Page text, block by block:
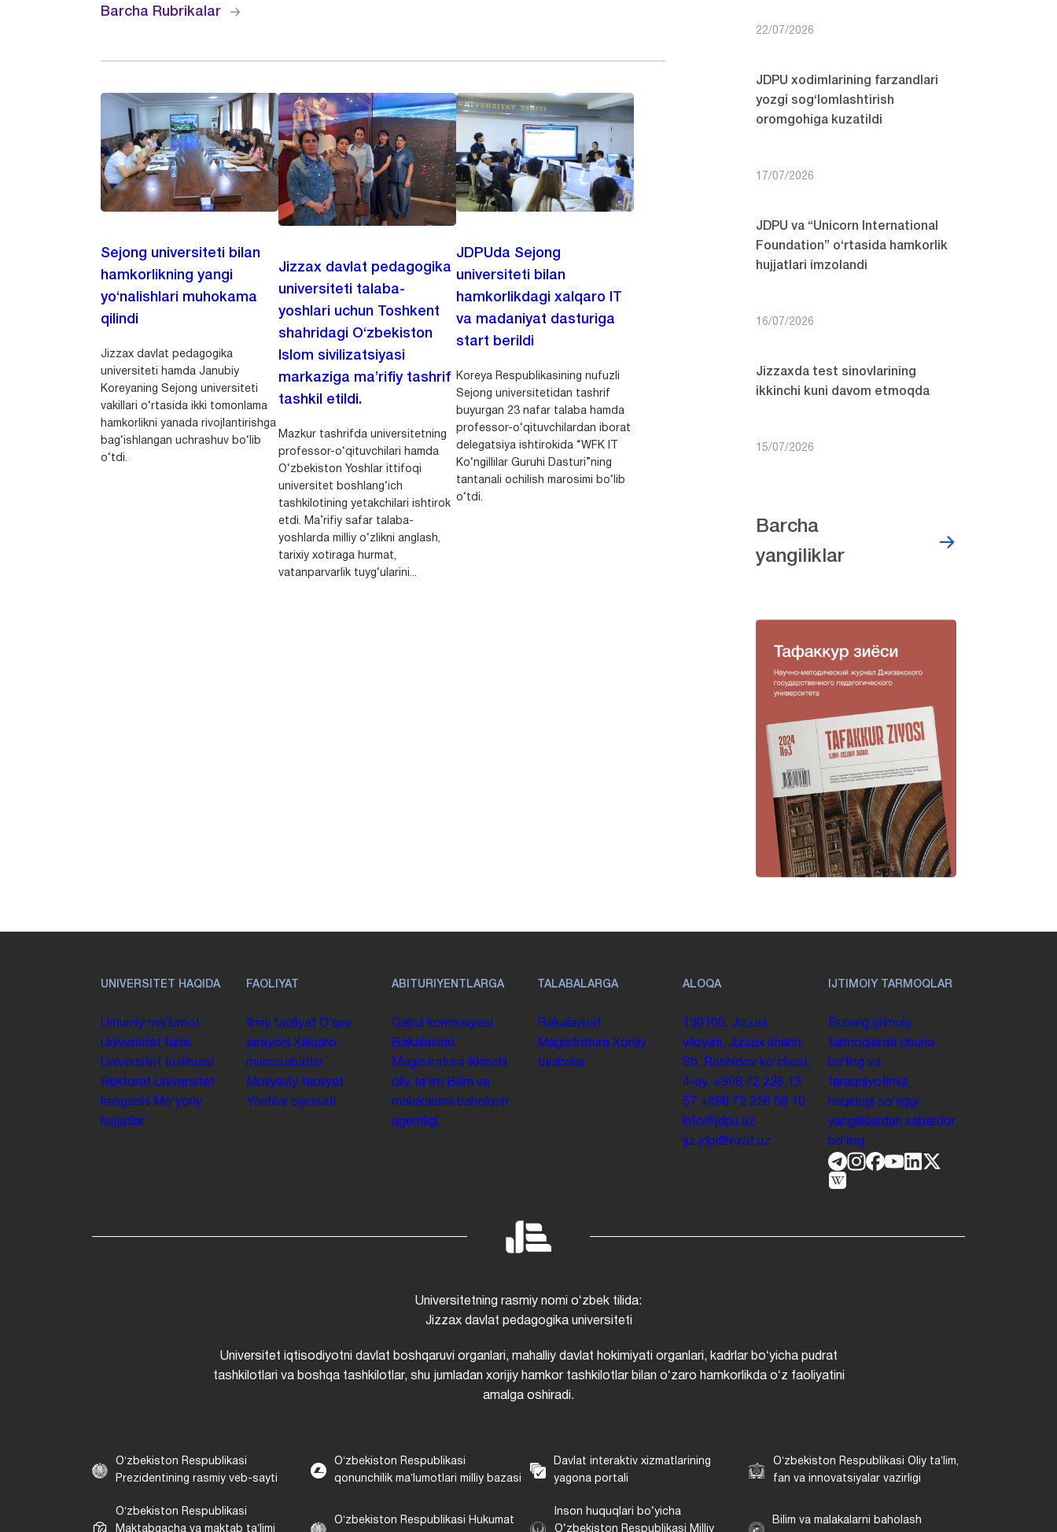
Barcha Rubrikalar
Sejong universiteti bilan
hamkorlikning yangi
yo‘nalishlari muhokama
qilindi
Jizzax davlat pedagogika
universiteti hamda Janubiy
Koreyaning Sejong universiteti
vakillari o‘rtasida ikki tomonlama
hamkorlikni yanada rivojlantirishga
bag‘ishlangan uchrashuv bo‘lib
o‘tdi.
Jizzax davlat pedagogika
universiteti talaba-
yoshlari uchun Toshkent
shahridagi O‘zbekiston
Islom sivilizatsiyasi
markaziga ma’rifiy tashrif
tashkil etildi.
Mazkur tashrifda universitetning
professor-o‘qituvchilari hamda
O‘zbekiston Yoshlar ittifoqi
universitet boshlang‘ich
tashkilotining yetakchilari ishtirok
etdi. Ma’rifiy safar talaba-
yoshlarda milliy o‘zlikni anglash,
tarixiy xotiraga hurmat,
vatanparvarlik tuyg‘ularini...
JDPUda Sejong
universiteti bilan
hamkorlikdagi xalqaro IT
va madaniyat dasturiga
start berildi
Koreya Respublikasining nufuzli
Sejong universitetidan tashrif
buyurgan 23 nafar talaba hamda
professor-o‘qituvchilardan iborat
delegatsiya ishtirokida “WFK IT
Ko‘ngillilar Guruhi Dasturi”ning
tantanali ochilish marosimi bo‘lib
o‘tdi.
22/07/2026
JDPU xodimlarining farzandlari
yozgi sog‘lomlashtirish
oromgohiga kuzatildi
17/07/2026
JDPU va “Unicorn International
Foundation” o‘rtasida hamkorlik
hujjatlari imzolandi
16/07/2026
Jizzaxda test sinovlarining
ikkinchi kuni davom etmoqda
15/07/2026
Barcha
yangiliklar
UNIVERSITET HAQIDA
Umumiy maʼlumot
Universitet tarixi
Universitet tuzilmasi
Rektorat Universitet
kengashi
Me'yoriy
hujjatlar
FAOLIYAT
Ilmiy faoliyat Oʻquv
jarayoni Xalqaro
munosabatlar
Moliyaviy faoliyat
Yoshlar siyosati
ABITURIYENTLARGA
Qabul komissiyasi
Bakalavriat
Magistratura
Ikkinchi
oliy taʼlim Bilim va
malakalarni baholash
agentligi
TALABALARGA
Bakalavriat
Magistratura Xorijiy
talabalar
ALOQA
130100. Jizzax
viloyati, Jizzax shahri,
Sh. Rashidov koʻchasi,
4-uy. +998 72 226 13
57 +998 72 226 68 10
info@jdpu.uz
jiz.jdpi@exat.uz
IJTIMOIY TARMOQLAR
Bizning ijtimoiy
tarmoqlarda obuna
boʻling va
taraqqiyotimiz
haqidagi soʻnggi
yangiliklardan xabardor
boʻling.
Universitetning rasmiy nomi oʻzbek tilida:
Jizzax davlat pedagogika universiteti
Universitet iqtisodiyotni davlat boshqaruvi organlari, mahalliy davlat hokimiyati organlari, kadrlar boʻyicha pudrat
tashkilotlari va boshqa tashkilotlar, shu jumladan xorijiy hamkor tashkilotlar bilan oʻzaro hamkorlikda oʻz faoliyatini
amalga oshiradi.
Oʻzbekiston Respublikasi
Prezidentining rasmiy veb-sayti
Oʻzbekiston Respublikasi
qonunchilik maʼlumotlari milliy bazasi
Davlat interaktiv xizmatlarining
yagona portali
Oʻzbekiston Respublikasi Oliy taʼlim,
fan va innovatsiyalar vazirligi
Oʻzbekiston Respublikasi
Maktabgacha va maktab taʼlimi
Oʻzbekiston Respublikasi Hukumat
Inson huquqlari bo‘yicha
O‘zbekiston Respublikasi Milliy
Bilim va malakalarni baholash